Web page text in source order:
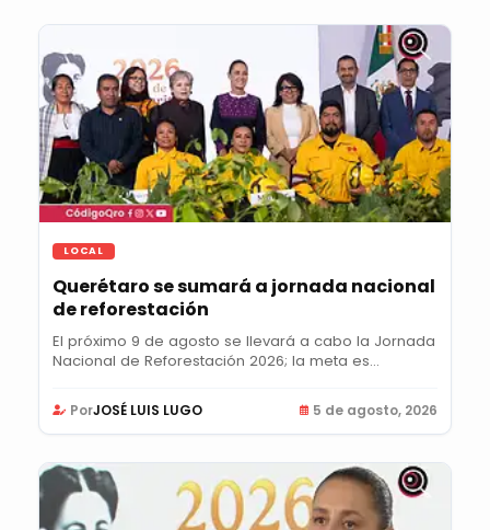
LOCAL
Querétaro se sumará a jornada nacional
de reforestación
El próximo 9 de agosto se llevará a cabo la Jornada
Nacional de Reforestación 2026; la meta es...
PorJOSÉ LUIS LUGO 5 de agosto, 2026